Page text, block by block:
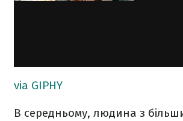
via GIPHY
В середньому, людина з